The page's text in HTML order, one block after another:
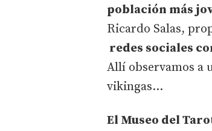
población más
Ricardo Salas,
redes sociales
Allí observamos a
vikingas…
El Museo del